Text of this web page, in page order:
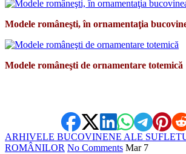
Modele româneşti, în ornamentaţia
Modele româneşti de ornamentare totemică
ARHIVELE BUCOVINENE ALE
ROMÂNILOR No Comments Mar 7